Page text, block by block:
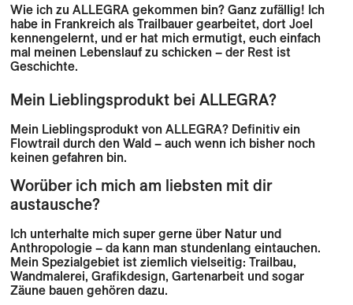
Wie ich zu ALLEGRA gekommen bin? Ganz zufällig! Ich
habe in Frankreich als Trailbauer gearbeitet, dort Joel
kennengelernt, und er hat mich ermutigt, euch einfach
mal meinen Lebenslauf zu schicken – der Rest ist
Geschichte.
Mein Lieblingsprodukt bei ALLEGRA?
Mein Lieblingsprodukt von ALLEGRA? Definitiv ein
Flowtrail durch den Wald – auch wenn ich bisher noch
keinen gefahren bin.
Worüber ich mich am liebsten mit dir
austausche?
Ich unterhalte mich super gerne über Natur und
Anthropologie – da kann man stundenlang eintauchen.
Mein Spezialgebiet ist ziemlich vielseitig: Trailbau,
Wandmalerei, Grafikdesign, Gartenarbeit und sogar
Zäune bauen gehören dazu.